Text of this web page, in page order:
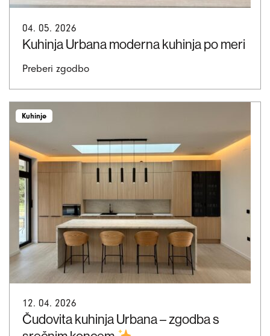
04. 05. 2026
Kuhinja Urbana moderna kuhinja po meri
Preberi zgodbo
Kuhinje
12. 04. 2026
Čudovita kuhinja Urbana – zgodba s